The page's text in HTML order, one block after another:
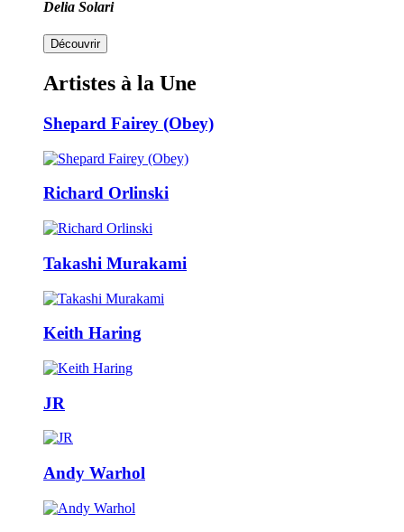
Delia Solari
Découvrir
Artistes à la Une
Shepard Fairey (Obey)
Richard Orlinski
Takashi Murakami
Keith Haring
JR
Andy Warhol